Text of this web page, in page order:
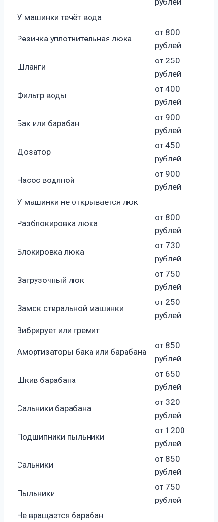
У машинки течёт вода
Резинка уплотнительная люка
от 800
рублей
Шланги
от 250
рублей
Фильтр воды
от 400
рублей
Бак или барабан
от 900
рублей
Дозатор
от 450
рублей
Насос водяной
от 900
рублей
У машинки не открывается люк
Разблокировка люка
от 800
рублей
Блокировка люка
от 730
рублей
Загрузочный люк
от 750
рублей
Замок стиральной машинки
от 250
рублей
Вибрирует или гремит
Амортизаторы бака или барабана
от 850
рублей
Шкив барабана
от 650
рублей
Сальники барабана
от 320
рублей
Подшипники пыльники
от 1200
рублей
Сальники
от 850
рублей
Пыльники
от 750
рублей
Не вращается барабан